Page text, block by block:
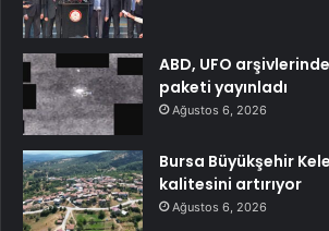
ABD, UFO
paketi yayınladı
Ağustos 6, 2026
Bursa Büyükşehir
kalitesini artırıyor
Ağustos 6, 2026